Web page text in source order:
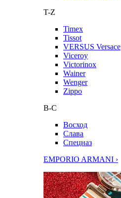
T-Z
Timex
Tissot
VERSUS Versace
Viceroy
Victorinox
Wainer
Wenger
Zippo
В-С
Восход
Слава
Спецназ
EMPORIO ARMANI ›